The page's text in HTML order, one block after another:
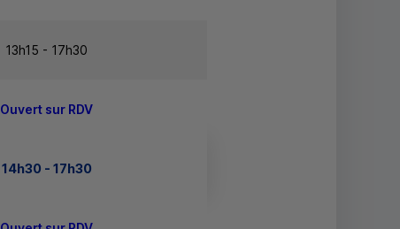
13h15 - 17h30
Ouvert sur RDV
14h30 - 17h30